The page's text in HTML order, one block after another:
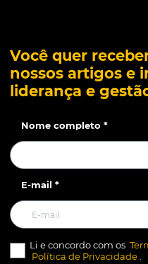
Você quer
nossos artigos e
liderança e
Nome completo *
E-mail *
Li e concordo com os
Política de Privacidade